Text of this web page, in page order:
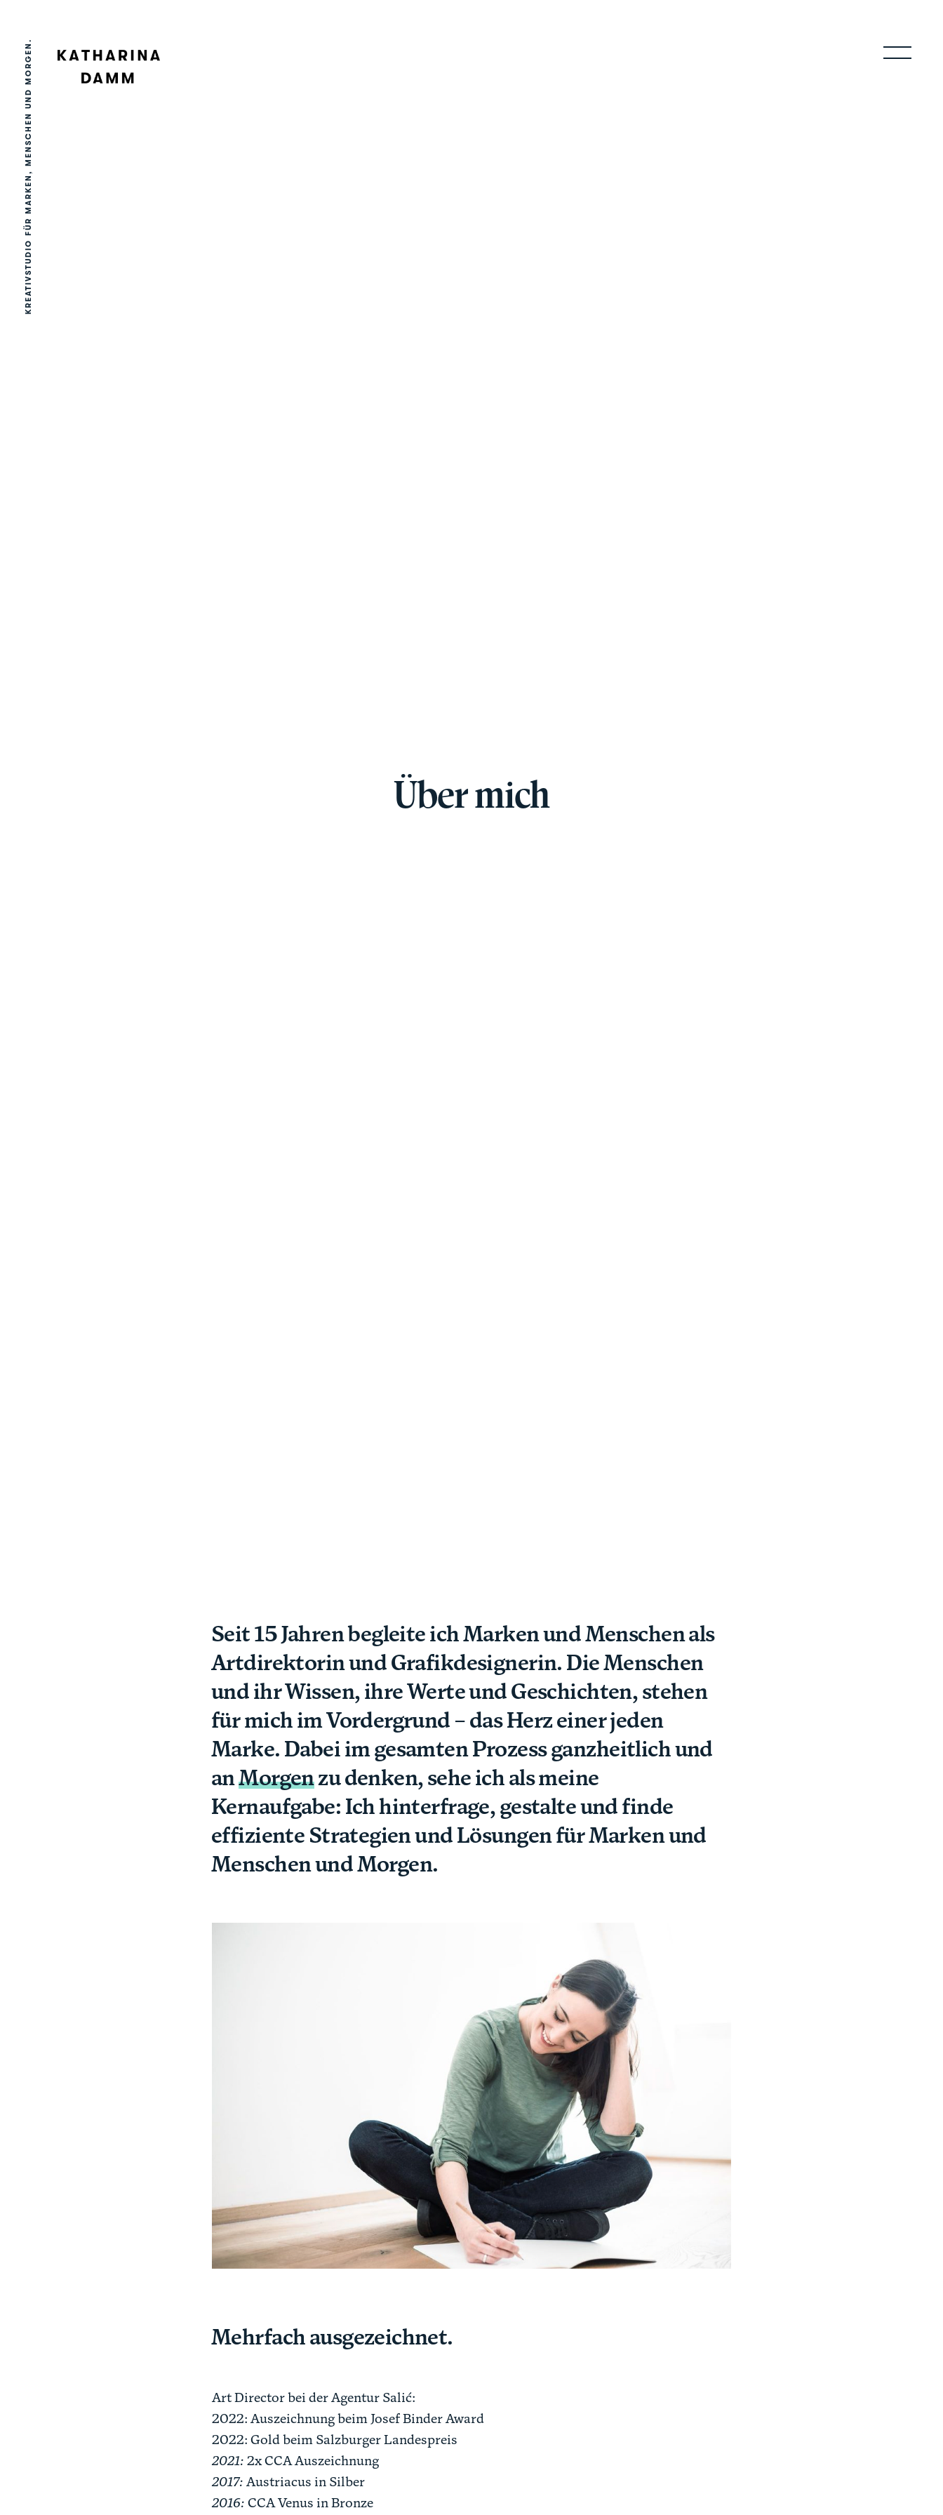
KREATIVSTUDIO FÜR MARKEN, MENSCHEN UND MORGEN.
Über mich
Seit 15 Jahren begleite ich Marken und Menschen als
Artdirektorin und Grafikdesignerin. Die Menschen
und ihr Wissen, ihre Werte und Geschichten, stehen
für mich im Vordergrund – das Herz einer jeden
Marke. Dabei im gesamten Prozess ganzheitlich und
anMorgenzu denken, sehe ich als meine
Kernaufgabe: Ich hinterfrage, gestalte und finde
effiziente Strategien und Lösungen für Marken und
Menschen und Morgen.
Mehrfach ausgezeichnet.
Art Director bei der Agentur Salić:
2022: Auszeichnung beim Josef Binder Award
2022: Gold beim Salzburger Landespreis
2021: 2x CCA Auszeichnung
2017: Austriacus in Silber
2016: CCA Venus in Bronze